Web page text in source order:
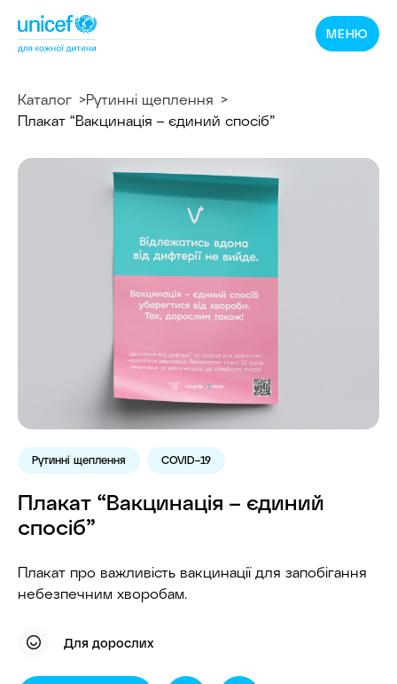
Спільнотека
ЮНІСЕФ
Україна
МЕНЮ
Каталог
Рутинні щеплення
Плакат “Вакцинація – єдиний спосіб”
Рутинні щеплення COVID–19
Плакат “Вакцинація – єдиний
спосіб”
Плакат про важливість вакцинації для запобігання
небезпечним хворобам.
Для дорослих